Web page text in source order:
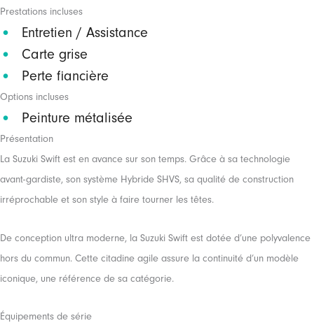
Prestations incluses
Entretien / Assistance
Carte grise
Perte fiancière
Options incluses
Peinture métalisée
Présentation
La Suzuki Swift est en avance sur son temps. Grâce à sa technologie
avant-gardiste, son système Hybride SHVS, sa qualité de construction
irréprochable et son style à faire tourner les têtes.
De conception ultra moderne, la Suzuki Swift est dotée d’une polyvalence
hors du commun. Cette citadine agile assure la continuité d’un modèle
iconique, une référence de sa catégorie.
Équipements de série